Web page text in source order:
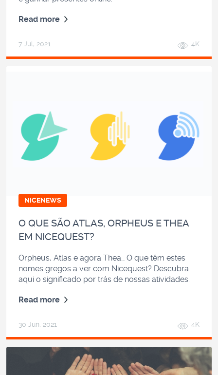
Read more
7 Jul, 2021 4K
NICENEWS
O QUE SÃO ATLAS, ORPHEUS E THEA
EM NICEQUEST?
Orpheus, Atlas e agora Thea… O que têm estes
nomes gregos a ver com Nicequest? Descubra
aqui o significado por trás de nossas atividades.
Read more
30 Jun, 2021 4K